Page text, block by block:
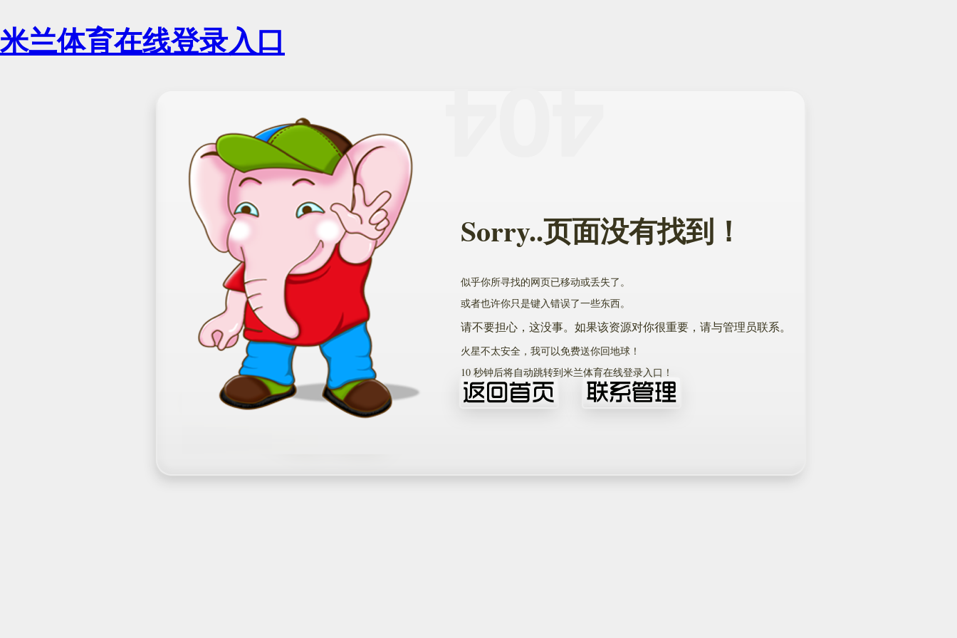
米兰体育在线登录入口
Sorry..页面没有找到！
似乎你所寻找的网页已移动或丢失了。
或者也许你只是键入错误了一些东西。
请不要担心，这没事。如果该资源对你很重要，请与管理员联系。
火星不太安全，我可以免费送你回地球！
10秒钟后将自动跳转到米兰体育在线登录入口！